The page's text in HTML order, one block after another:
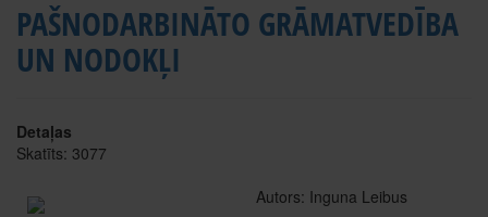
PAŠNODARBINĀTO GRĀMATVEDĪBA
UN NODOKĻI
Detaļas
Skatīts: 3077
Autors: Inguna Leibus